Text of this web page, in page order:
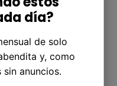
en nuestras
sepamos valorar a
y considerar
Si nos
día?
de solo
y, como
anuncios.